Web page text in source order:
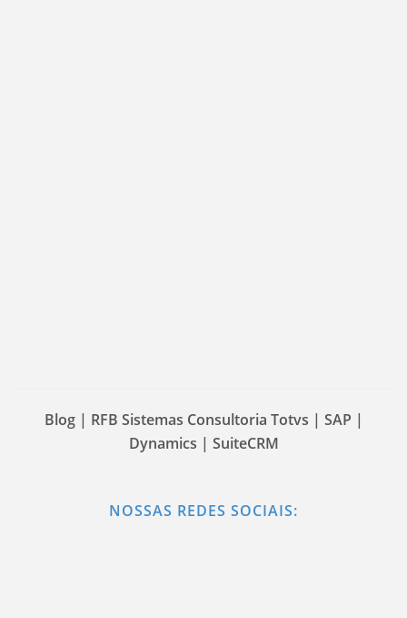
Blog | RFB Sistemas Consultoria Totvs | SAP |
Dynamics | SuiteCRM
NOSSAS REDES SOCIAIS: